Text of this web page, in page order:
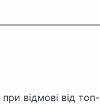
відмові від топ-